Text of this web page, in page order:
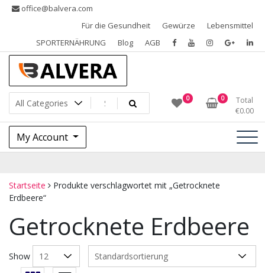
Skip
office@balvera.com
Für die Gesundheit
Gewürze
Lebensmittel
SPORTERNÄHRUNG
Blog AGB
Gewürze Balvera
Gewürze, Trockenfrüchte, Nüsse und Samen, SPORTERNÄHRUNG
0 0
Total
€0.00
My Account
Startseite
Produkte verschlagwortet mit „Getrocknete
Erdbeere“
Getrocknete Erdbeere
Show